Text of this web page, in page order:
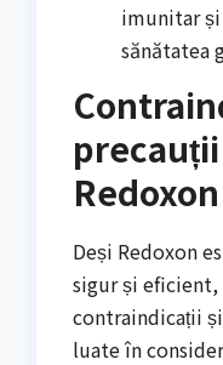
imunitar și
sănătatea
Redoxon
Deși Redoxon
sigur și
contraindicații
luate în